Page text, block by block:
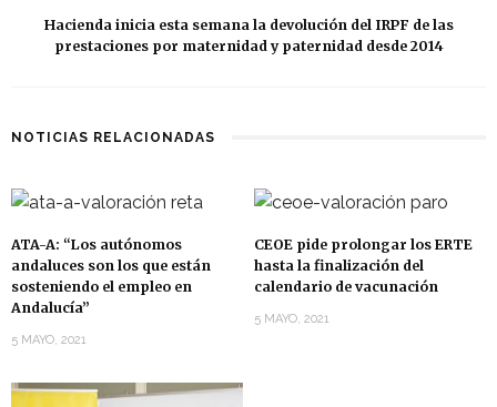
Hacienda inicia esta semana la devolución del IRPF de las
prestaciones por maternidad y paternidad desde 2014
NOTICIAS RELACIONADAS
ATA-A: “Los autónomos
andaluces son los que están
sosteniendo el empleo en
Andalucía”
5 MAYO, 2021
CEOE pide prolongar los ERTE
hasta la finalización del
calendario de vacunación
5 MAYO, 2021